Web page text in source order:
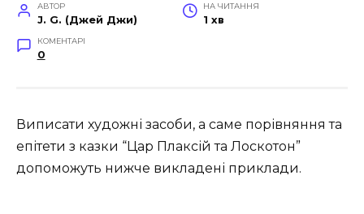
АВТОР
J. G. (Джей Джи)
НА ЧИТАННЯ
1 хв
КОМЕНТАРІ
0
Виписати художні засоби, а саме порівняння та
епітети з казки “Цар Плаксій та Лоскотон”
допоможуть нижче викладені приклади.